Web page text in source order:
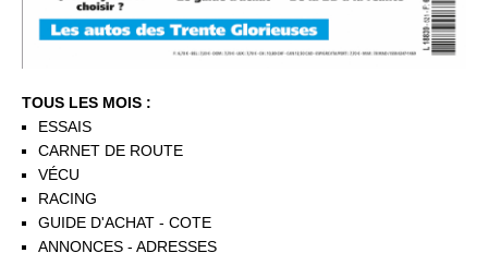
TOUS LES MOIS :
ESSAIS
CARNET DE ROUTE
VÉCU
RACING
GUIDE D'ACHAT - COTE
ANNONCES - ADRESSES